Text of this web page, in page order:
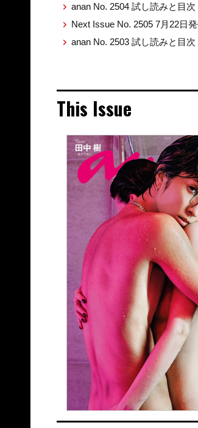
anan No. 2504 試し読みと目次
Next Issue No. 2505 7月22日
anan No. 2503 試し読みと目次
This Issue